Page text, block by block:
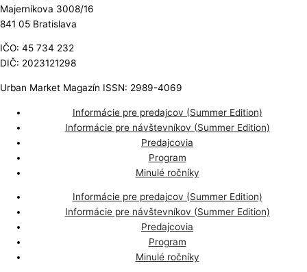
Majerníkova 3008/16
841 05 Bratislava
IČO: 45 734 232
DIČ: 2023121298
Urban Market Magazín ISSN: 2989-4069
Informácie pre predajcov (Summer Edition)
Informácie pre návštevníkov (Summer Edition)
Predajcovia
Program
Minulé ročníky
Informácie pre predajcov (Summer Edition)
Informácie pre návštevníkov (Summer Edition)
Predajcovia
Program
Minulé ročníky